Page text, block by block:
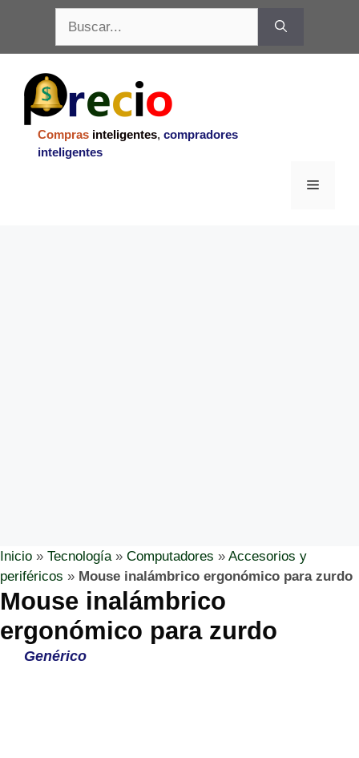
contenido
Compras inteligentes, compradores
inteligentes
Menu
Inicio » Tecnología» Computadores » Accesorios y
periféricos » Mouse inalámbrico ergonómico para zurdo
Mouse inalámbrico
ergonómico para zurdo
Genérico